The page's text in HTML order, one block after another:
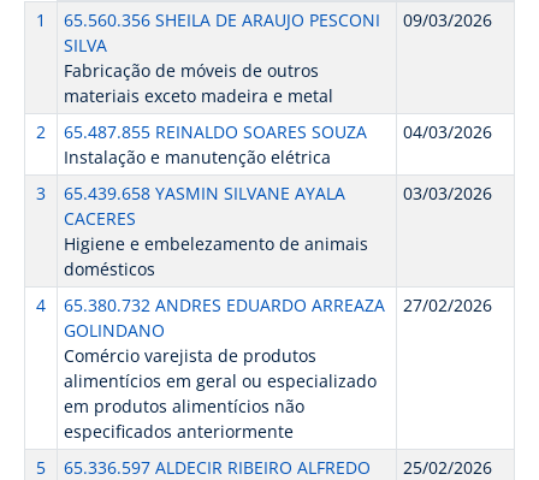
1
65.560.356 SHEILA DE ARAUJO PESCONI
SILVA
Fabricação de móveis de outros
materiais exceto madeira e metal
09/03/2026
2
65.487.855 REINALDO SOARES SOUZA
Instalação e manutenção elétrica
04/03/2026
3
65.439.658 YASMIN SILVANE AYALA
CACERES
Higiene e embelezamento de animais
domésticos
03/03/2026
4
65.380.732 ANDRES EDUARDO ARREAZA
GOLINDANO
Comércio varejista de produtos
alimentícios em geral ou especializado
em produtos alimentícios não
especificados anteriormente
27/02/2026
5
65.336.597 ALDECIR RIBEIRO ALFREDO
25/02/2026